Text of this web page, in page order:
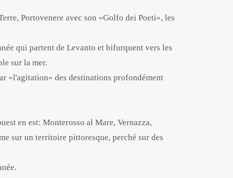
Portovenere avec son «Golfo dei Poeti», les
qui partent de Levanto et bifurquent vers les
sur la mer.
«l'agitation» des destinations profondément
en est: Monterosso al Mare, Vernazza,
sur un territoire pittoresque, perché sur des